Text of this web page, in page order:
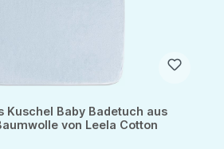
Kuschel Baby Badetuch aus
von Leela Cotton